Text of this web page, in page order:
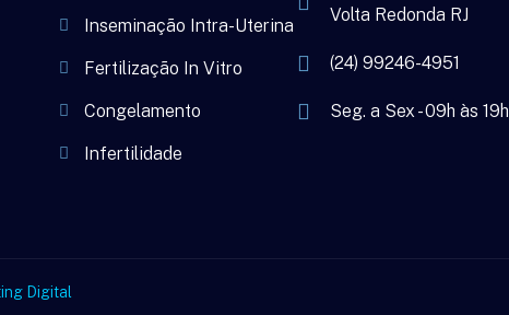
Inseminação Intra-Uterina
Fertilização In Vitro
Congelamento
Infertilidade
Volta Redonda RJ
(24) 99246-4951
Seg. a Sex - 09h às 19h
Digital